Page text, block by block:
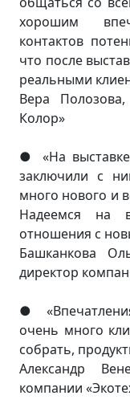
хорошим
контактов
что после
реальными
Вера
Колор»
● «На
заключили с
много нового и
Надеемся на
отношения с
Башканкова
директор
●
очень много
собрать,
Александр
компании